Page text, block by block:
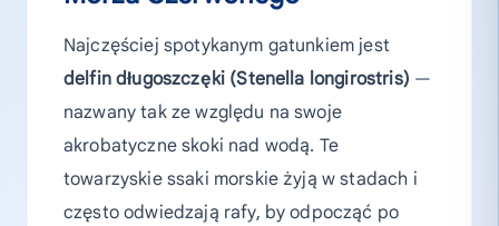
Najczęściej spotykanym gatunkiem jest
delfin długoszczęki (Stenella longirostris) —
nazwany tak ze względu na swoje
akrobatyczne skoki nad wodą. Te
towarzyskie ssaki morskie żyją w stadach i
często odwiedzają rafy, by odpocząć po